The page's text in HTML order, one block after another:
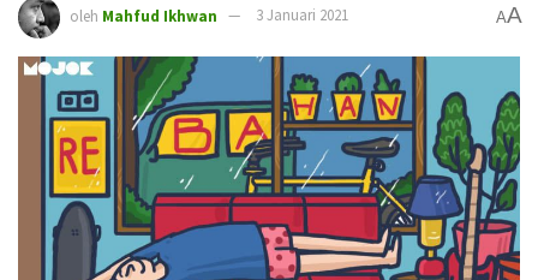
oleh Mahfud Ikhwan 3 Januari 2021 AA